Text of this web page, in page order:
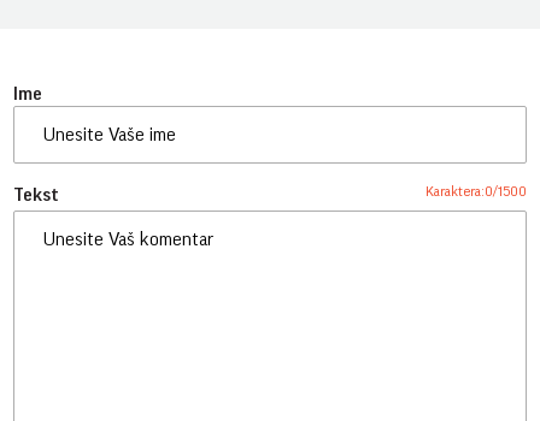
Ime
Tekst Karaktera:0/1500